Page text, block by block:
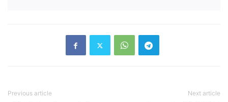
Previous article Next article